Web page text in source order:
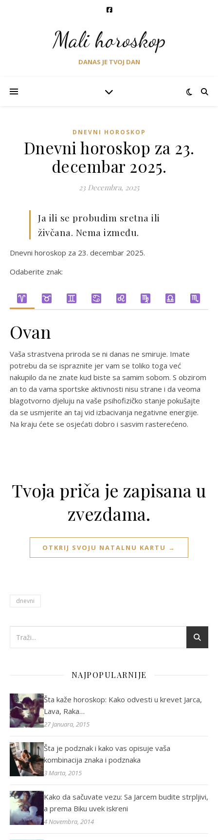
Mali horoskop
DANAS JE TVOJ DAN
DNEVNI HOROSKOP
Dnevni horoskop za 23.
decembar 2025.
23 Decembra, 2025
Ja ili se probudim sretna ili
živčana. Nema između.
Dnevni horoskop za 23. decembar 2025.
Odaberite znak:
Ovan
Vaša strastvena priroda se ni danas ne smiruje. Imate
potrebu da se ispraznite jer vam se toliko toga već
nakupilo da ne znate kud biste sa samim sobom. S obzirom
an to da vama sportske aktivnosti nisu strane i da veoma
blagotvorno djeluju na vaše psihofizičko stanje pokušajte
da se usmjerite an taj vid izbacivanja negativne energije.
Na kraju ćete se osjećati dobro i sasvim rasterećeno.
Tvoja priča je zapisana u
zvezdama.
OTKRIJ SVOJU NATALNU KARTU →
dnevni
NAJPOPULARNIJE
Šta kaže horoskop: Kako odvesti u krevet Jarca,
Lava, Raka…
27 Januara, 2015
Šta je podznak i kako vas opisuje vaša
kombinacija znaka i podznaka
3 Marta, 2015
Kako da sačuvate vezu: Sa Jarcem budite strpljivi,
a prema Biku uvek iskreni
4 Novembra, 2014